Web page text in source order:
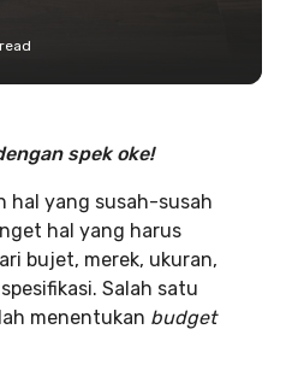
spek oke!
hal yang susah-susah
hal yang harus
bujet, merek, ukuran,
Salah satu
menentukan budget